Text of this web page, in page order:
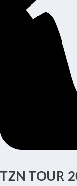
TZN TOUR